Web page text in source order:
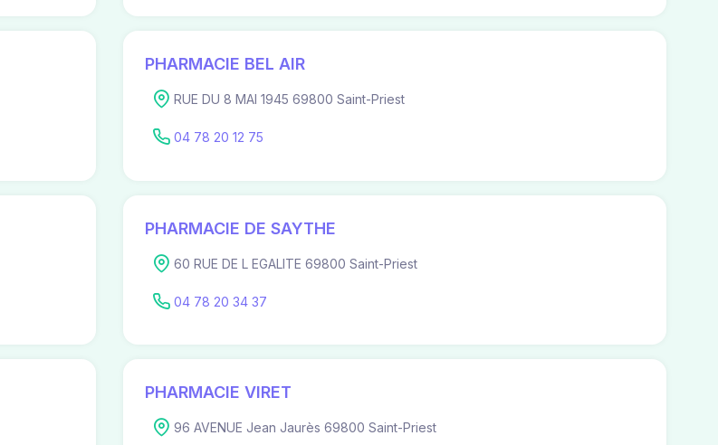
PHARMACIE BEL AIR
RUE DU 8 MAI 1945 69800 Saint-Priest
04 78 20 12 75
PHARMACIE DE SAYTHE
60 RUE DE L EGALITE 69800 Saint-Priest
04 78 20 34 37
PHARMACIE VIRET
96 AVENUE Jean Jaurès 69800 Saint-Priest